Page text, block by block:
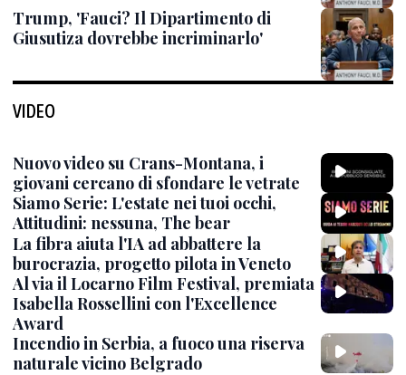
Trump, 'Fauci? Il Dipartimento di
Giusutiza dovrebbe incriminarlo'
VIDEO
Nuovo video su Crans-Montana, i
giovani cercano di sfondare le vetrate
Siamo Serie: L'estate nei tuoi occhi,
Attitudini: nessuna, The bear
La fibra aiuta l'IA ad abbattere la
burocrazia, progetto pilota in Veneto
Al via il Locarno Film Festival, premiata
Isabella Rossellini con l'Excellence
Award
Incendio in Serbia, a fuoco una riserva
naturale vicino Belgrado